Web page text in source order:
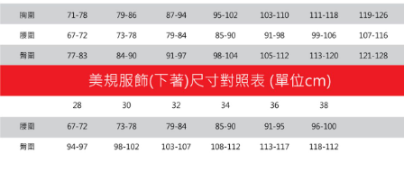
宅配(離島恕不配送)
每筆NT$150，滿NT$1,800(含以上)免運費
宅配貨到付款(離島恕不配送)